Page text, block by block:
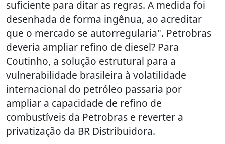
suficiente para ditar as regras. A medida foi
desenhada de forma ingênua, ao acreditar
que o mercado se autorregularia". Petrobras
deveria ampliar refino de diesel? Para
Coutinho, a solução estrutural para a
vulnerabilidade brasileira à volatilidade
internacional do petróleo passaria por
ampliar a capacidade de refino de
combustíveis da Petrobras e reverter a
privatização da BR Distribuidora.